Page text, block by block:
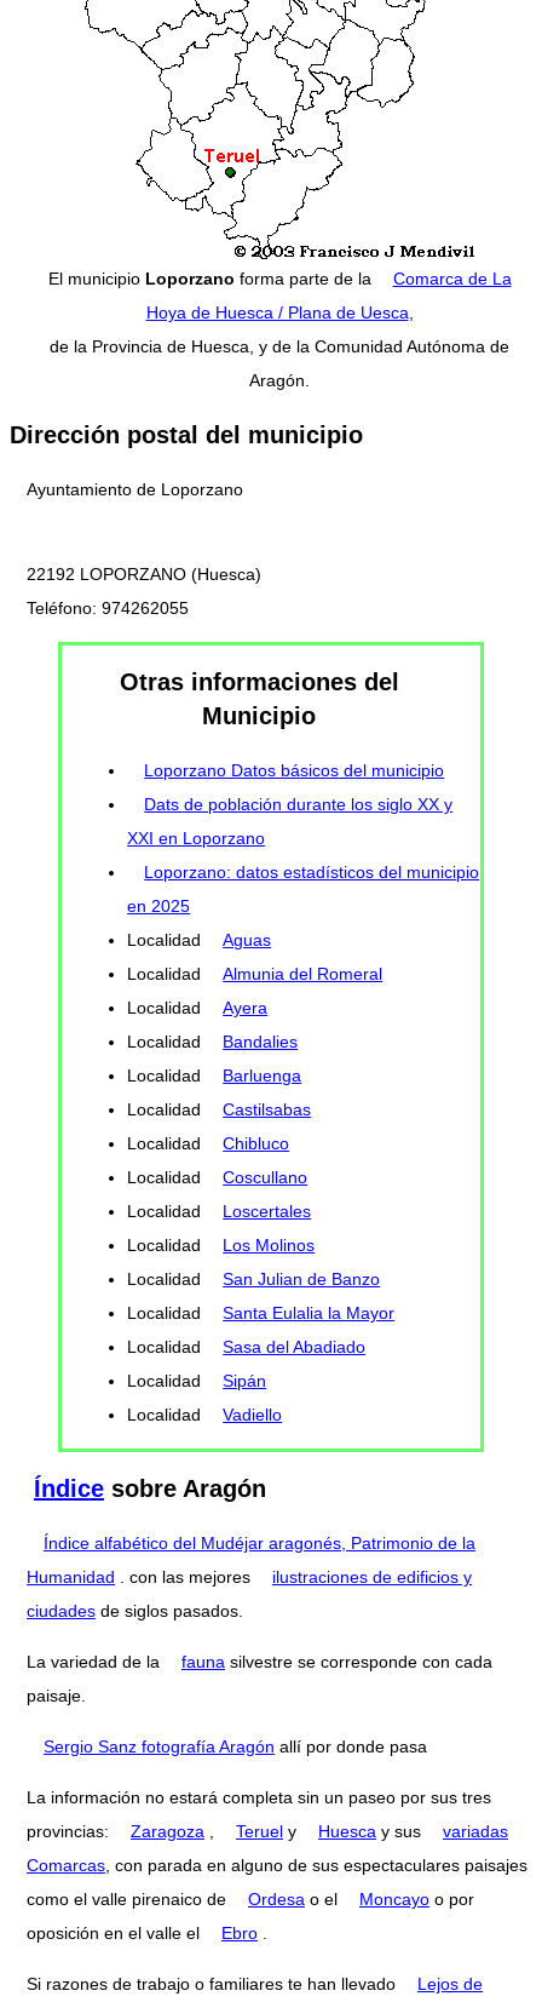
El municipio Loporzano forma parte de la
Comarca de La
Hoya de Huesca / Plana de Uesca,
de la Provincia de Huesca, y de la Comunidad Autónoma de
Aragón.
Dirección postal del municipio
Ayuntamiento de Loporzano
22192 LOPORZANO (Huesca)
Teléfono: 974262055
Otras informaciones del
Municipio
Loporzano Datos básicos del municipio
Dats de población durante los siglo XX y
XXI en Loporzano
Loporzano: datos estadísticos del municipio
en 2025
Localidad
Aguas
Localidad
Almunia del Romeral
Localidad
Ayera
Localidad
Bandalies
Localidad
Barluenga
Localidad
Castilsabas
Localidad
Chibluco
Localidad
Coscullano
Localidad
Loscertales
Localidad
Los Molinos
Localidad
San Julian de Banzo
Localidad
Santa Eulalia la Mayor
Localidad
Sasa del Abadiado
Localidad
Sipán
Localidad
Vadiello
Índice sobre Aragón
Índice alfabético del Mudéjar aragonés, Patrimonio de la
Humanidad . con las mejores
ilustraciones de edificios y
ciudades de siglos pasados.
La variedad de la fauna silvestre se corresponde con cada
paisaje.
Sergio Sanz fotografía Aragón allí por donde pasa
La información no estará completa sin un paseo por sus tres
provincias:
Zaragoza Teruel y Huesca y sus
variadas
Comarcas , con parada en alguno de sus espectaculares paisajes
como el valle pirenaico de
Ordesa o el Moncayo o por
oposición en el valle el
Ebro
Si razones de trabajo o familiares te han llevado
Lejos de